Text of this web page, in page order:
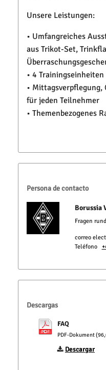
Unsere Leistungen:
• Umfangreiches
aus Trikot-Set,
• 4 Trainingseinheiten
•
für jeden Teilnehmer
• Themenbezogenes
Persona de contacto
Borussia
Fragen
correo
Teléfono
Descargas
FAQ
PDF-Dokument
Descargar